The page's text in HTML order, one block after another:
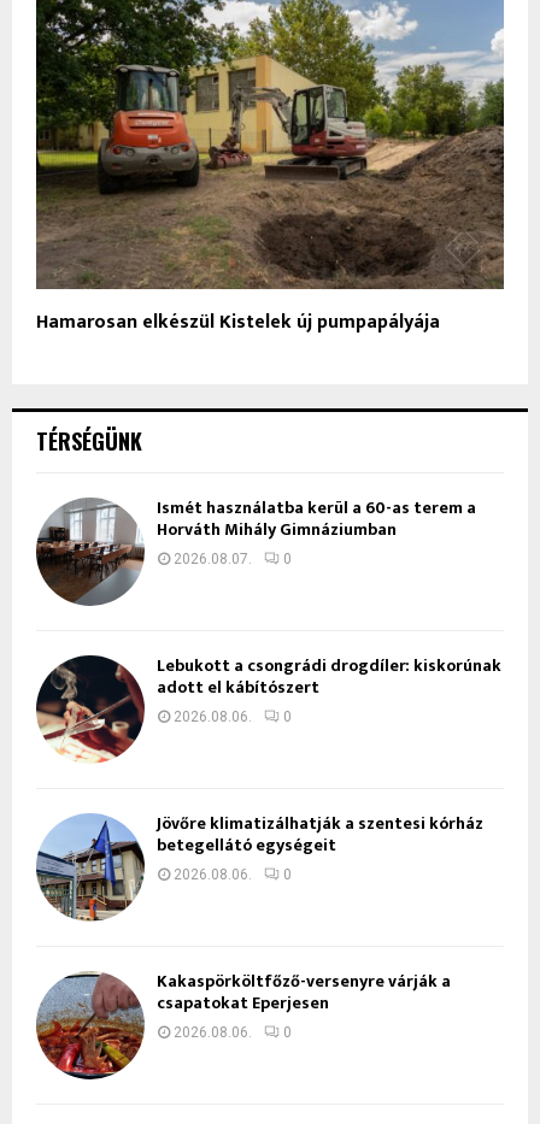
Hamarosan elkészül Kistelek új pumpapályája
TÉRSÉGÜNK
Ismét használatba kerül a 60-as terem a
Horváth Mihály Gimnáziumban
2026.08.07. 0
Lebukott a csongrádi drogdíler: kiskorúnak
adott el kábítószert
2026.08.06. 0
Jövőre klimatizálhatják a szentesi kórház
betegellátó egységeit
2026.08.06. 0
Kakaspörköltfőző-versenyre várják a
csapatokat Eperjesen
2026.08.06. 0